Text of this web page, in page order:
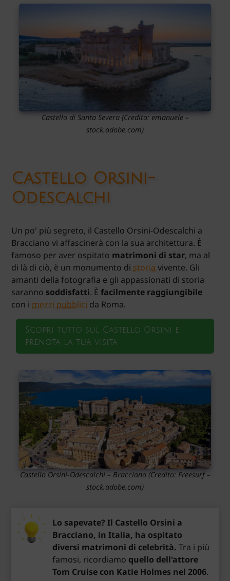
Castello di Santa Severa (Credito: emanuele –
stock.adobe.com)
Castello Orsini-
Odescalchi
Un po' più segreto, il Castello Orsini-Odescalchi a
Bracciano vi affascinerà con la sua architettura. È
famoso per aver ospitato matrimoni di star, ma al
di là di ciò, è un monumento di storia vivente. Gli
amanti della fotografia e gli appassionati di storia
saranno soddisfatti. Èfacilmente raggiungibile
con i mezzi pubblici da Roma.
Scopri tutto sul Castello Orsini e
prenota la tua visita
Castello Orsini-Odescalchi – Bracciano (Credito: Freesurf –
stock.adobe.com)
Lo sapevate? Il Castello Orsini a
Bracciano, in Italia, ha ospitato
diversi matrimoni di celebrità. Tra i più
famosi, ricordiamo quello dell'attore
Tom Cruise con Katie Holmes nel 2006.